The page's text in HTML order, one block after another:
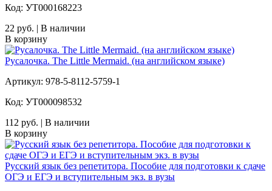
Код: УТ000168223
22 руб. | В наличии
В корзину
Русалочка. The Little Mermaid. (на английском языке)
Артикул: 978-5-8112-5759-1
Код: УТ000098532
112 руб. | В наличии
В корзину
Русский язык без репетитора. Пособие для подготовки к сдаче
ОГЭ и ЕГЭ и вступительным экз. в вузы